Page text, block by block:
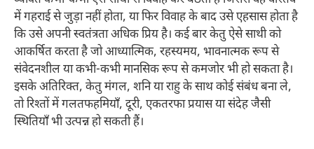
में गहराई से जुड़ा नहीं होता, या फिर विवाह के बाद उसे एहसास होता है
कि उसे अपनी स्वतंत्रता अधिक प्रिय है। कई बार केतु ऐसे साथी को
आकर्षित करता है जो आध्यात्मिक, रहस्यमय, भावनात्मक रूप से
संवेदनशील या कभी-कभी मानसिक रूप से कमजोर भी हो सकता है।
इसके अतिरिक्त, केतु मंगल, शनि या राहु के साथ कोई संबंध बना ले,
तो रिश्तों में गलतफहमियाँ, दूरी, एकतरफा प्रयास या संदेह जैसी
स्थितियाँ भी उत्पन्न हो सकती हैं।